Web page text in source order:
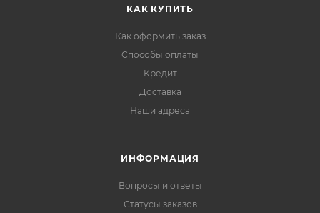
КАК КУПИТЬ
Как оформить заказ
Способы оплаты
Кредит
Доставка
Наши адреса
ИНФОРМАЦИЯ
Вопросы и ответы
Статусы заказов